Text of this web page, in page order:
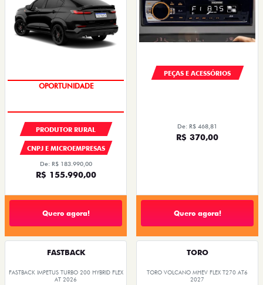
OPORTUNIDADE
PRODUTOR RURAL
CNPJ E MICROEMPRESAS
De: R$ 183.990,00
R$ 155.990,00
Quero agora!
PEÇAS E ACESSÓRIOS
De: R$ 468,81
R$ 370,00
Quero agora!
FASTBACK
FASTBACK IMPETUS TURBO 200 HYBRID FLEX
AT 2026
TORO
TORO VOLCANO MHEV FLEX T270 AT6
2027